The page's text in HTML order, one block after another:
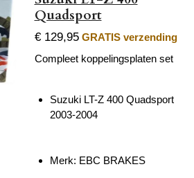
Quadsport
€ 129,95 GRATIS verzending
Compleet koppelingsplaten set
Suzuki LT-Z 400 Quadsport
2003-2004
Merk: EBC BRAKES